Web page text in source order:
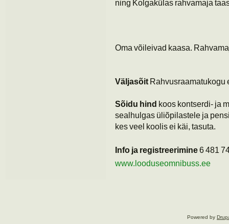
ning Kolgakülas rahvamaja
Oma võileivad kaasa.
Väljasõit Rahvusraamatukogu
Sõidu hind koos kontserdi- ja
sealhulgas üliõpilastele ja
kes veel koolis ei käi, tasuta.
Info ja registreerimine6 481
www.looduseomnibuss.ee
Powered by